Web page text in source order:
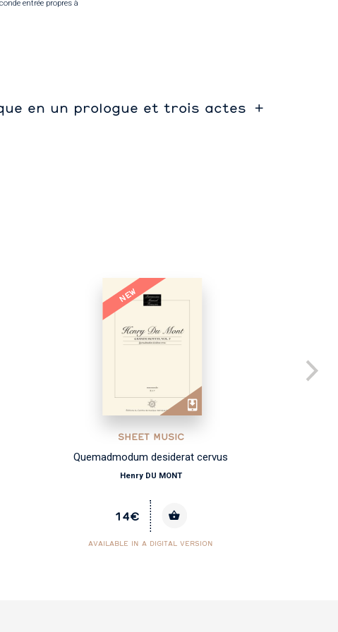
entrée propres à
en un prologue et trois actes
NEW
SHEET MUSIC
Quemadmodum desiderat cervus
Henry DU MONT
14€
AVAILABLE IN A DIGITAL VERSION